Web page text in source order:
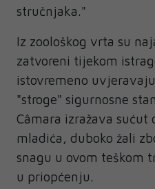
stručnjaka."
Iz zoološkog vrta su
zatvoreni tijekom
istovremeno
"stroge" sigurnosne
Câmara izražava
mladića, duboko žali
snagu u ovom teškom
u priopćenju.